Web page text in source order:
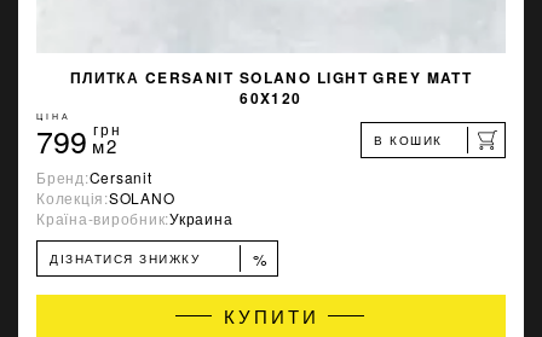
ПЛИТКА CERSANIT SOLANO LIGHT GREY MATT
60X120
ЦІНА
799 грн
м2 В КОШИК
Бренд:Cersanit
Колекція:SOLANO
Країна-виробник:Украина
ДІЗНАТИСЯ ЗНИЖКУ %
КУПИТИ